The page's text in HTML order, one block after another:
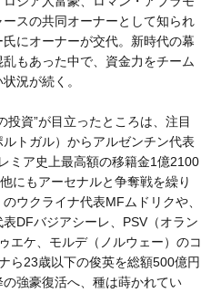
スの共同オーナーとして知られ
にオーナーが交代。新時代の幕
もあった中で、資金力をチーム
況が続く。
資”が目立ったところは、注目
トガル）からアルゼンチン代表
ミア史上最高額の移籍金1億2100
にもアーセナルと争奪戦を繰り
ウクライナ代表MFムドリクや、
DFバジアシーレ、PSV（オラン
エケ、モルデ（ノルウェー）のコ
ら23歳以下の俊英を総額500億円
強豪復活へ、種は蒔かれてい